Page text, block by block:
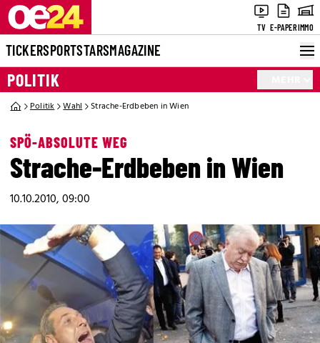
TV E-PAPERIMMO
TICKERSPORTSTARSMAGAZINE
POLITIK
Politik Wahl Strache-Erdbeben in Wien
SPÖ-ABSOLUTE WEG
Strache-Erdbeben in Wien
10.10.2010, 09:00